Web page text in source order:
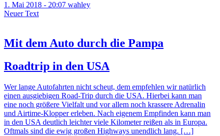
1. Mai 2018 - 20:07 wahley
Neuer Text
Mit dem Auto durch die Pampa
Roadtrip in den USA
Wer lange Autofahrten nicht scheut, dem empfehlen wir natürlich
einen ausgiebigen Road-Trip durch die USA. Hierbei kann man
eine noch größere Vielfalt und vor allem noch krassere Adrenalin
und Airtime-Klopper erleben. Nach eigenem Empfinden kann man
in den USA deutlich leichter viele Kilometer reißen als in Europa.
Oftmals sind die ewig großen Highways unendlich lang. […]